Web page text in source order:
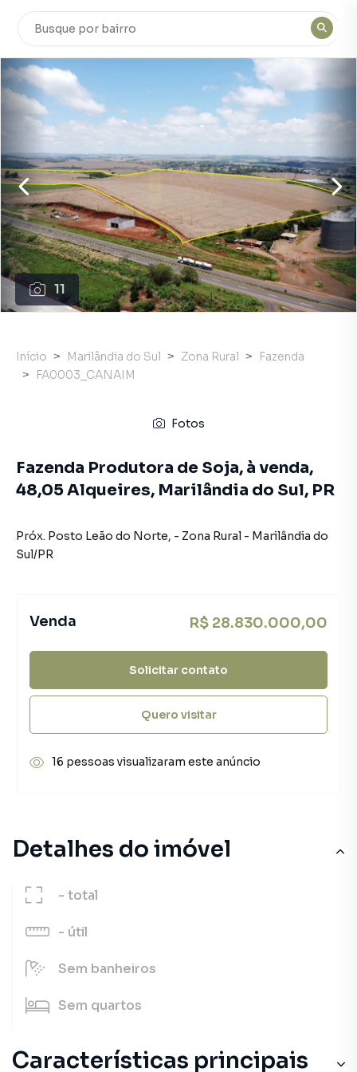
11
Detalhes do imóvel
- total
- útil
Sem banheiros
Sem quartos
Características principais
Início Marilândia do Sul Zona Rural
Fazenda
FA0003_CANAIM
Fotos
Fazenda Produtora de Soja, à venda,
48,05 Alqueires, Marilândia do Sul, PR
Próx. Posto Leão do Norte, - Zona Rural - Marilândia do
Sul/PR
Venda R$ 28.830.000,00
Solicitar contato
Quero visitar
16 pessoas visualizaram este anúncio